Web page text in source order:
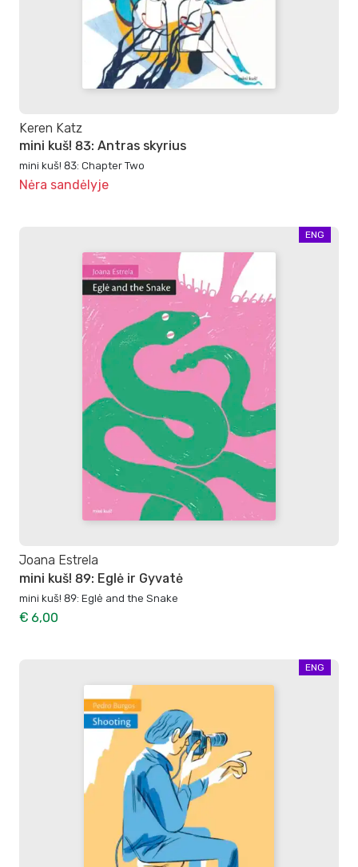
Keren Katz
mini kuš! 83: Antras skyrius
mini kuš! 83: Chapter Two
Nėra sandėlyje
ENG
Joana Estrela
mini kuš! 89: Eglė ir Gyvatė
mini kuš! 89: Eglė and the Snake
€ 6,00
ENG